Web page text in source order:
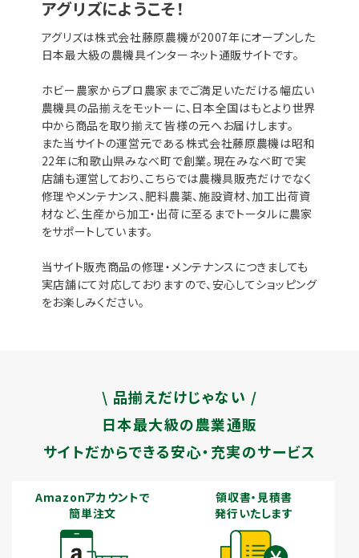
アグリズにようこそ！
アグリズは株式会社藤原農機が2007年にオープンした
日本最大級の農機具インターネット通販サイトです。
ホビー農家からプロ農家までご満足いただける幅広い
農機具の品揃えをモットーに、日本全国はもとより世界
中から商品を取り揃えて皆様の元へお届けします。
また当サイトの運営元である株式会社藤原農機は昭和
22年に和歌山県みなべ町で創業。現在みなべ町で実
店舗も運営しており、こちらでは農機具販売だけでなく
修理やメンテナンス、肥料農薬、施設資材、加工出荷資
材など、生産から加工・出荷に至るまでトータルに農家
をサポートしています。
当サイト販売商品の修理・メンテナンスにつきましても
実店舗にて対応しておりますので、安心してショッピング
をお楽しみください。
\ 品揃えだけじゃない /
日本最大級の農業通販
サイトだからできる安心・充実のサービス
Amazonアカウントで
簡単注文
領収書・見積書
発行いたします